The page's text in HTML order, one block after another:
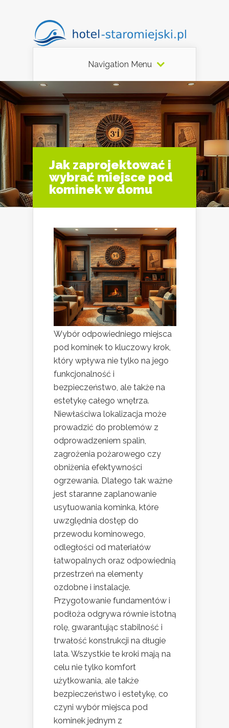
Navigation Menu
Jak zaprojektować i
wybrać miejsce pod
kominek w domu
Wybór odpowiedniego miejsca
pod kominek to kluczowy krok,
który wpływa nie tylko na jego
funkcjonalność i
bezpieczeństwo, ale także na
estetykę całego wnętrza.
Niewłaściwa lokalizacja może
prowadzić do problemów z
odprowadzeniem spalin,
zagrożenia pożarowego czy
obniżenia efektywności
ogrzewania. Dlatego tak ważne
jest staranne zaplanowanie
usytuowania kominka, które
uwzględnia dostęp do
przewodu kominowego,
odległości od materiałów
łatwopalnych oraz odpowiednią
przestrzeń na elementy
ozdobne i instalacje.
Przygotowanie fundamentów i
podłoża odgrywa równie istotną
rolę, gwarantując stabilność i
trwałość konstrukcji na długie
lata. Wszystkie te kroki mają na
celu nie tylko komfort
użytkowania, ale także
bezpieczeństwo i estetykę, co
czyni wybór miejsca pod
kominek jednym z